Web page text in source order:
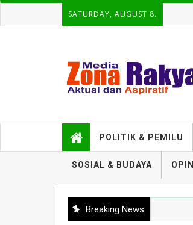
SATURDAY, AUGUST 8.
POLITIK & PEMILU
SOSIAL & BUDAYA OPINI
Breaking News